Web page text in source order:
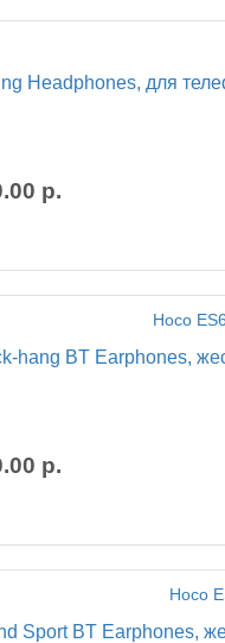
Headphones, для
р.
hang BT Earphones,
р.
Sport BT Earphones,